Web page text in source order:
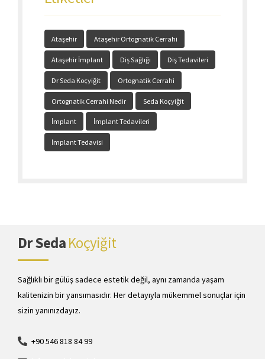
Ataşehir Ataşehir Ortognatik Cerrahi
Ataşehir İmplant Diş Sağlığı Diş Tedavileri
Dr Seda Koçyiğit Ortognatik Cerrahi
Ortognatik Cerrahi Nedir Seda Koçyiğit
İmplant İmplant Tedavileri
İmplant Tedavisi
Dr SedaKoçyiğit
Sağlıklı bir gülüş sadece estetik değil, aynı zamanda yaşam
kalitenizin bir yansımasıdır. Her detayıyla mükemmel sonuçlar için
sizin yanınızdayız.
+90 546 818 84 99